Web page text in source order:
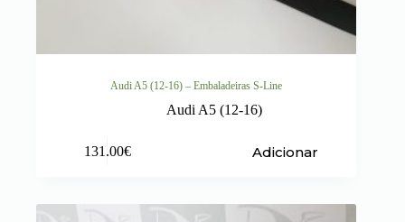
Audi A5 (12-16) – Embaladeiras S-Line
Audi A5 (12-16)
131.00€ Adicionar